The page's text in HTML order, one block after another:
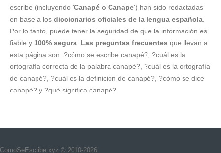
escribe (incluyendo 'Canapé o Canape') han sido redactadas
en base a los diccionarios oficiales de la lengua española
Por lo tanto, puede tener la seguridad de que la información es
fiable y 100% segura Las preguntas frecuentes que llevan a
esta página son: ?cómo se escribe canapé?, ?cuál es la
ortografía correcta de la palabra canapé?, ?cuál es la ortografía
de canapé?, ?cuál es la definición de canapé?, ?cómo se dice
canapé? y ?qué significa canapé?
ComoSeEscribe.xyz © 2010-2026.